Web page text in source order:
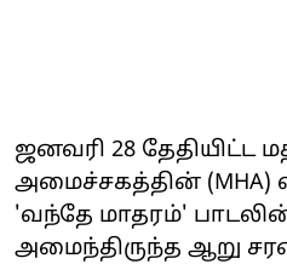
ஜனவரி 28 தேதியிட்ட
அமைச்சகத்தின் (MHA)
'வந்தே மாதரம்' பாடலின்
அமைந்திருந்த ஆறு